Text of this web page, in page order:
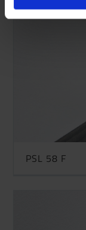
PSL 58 F